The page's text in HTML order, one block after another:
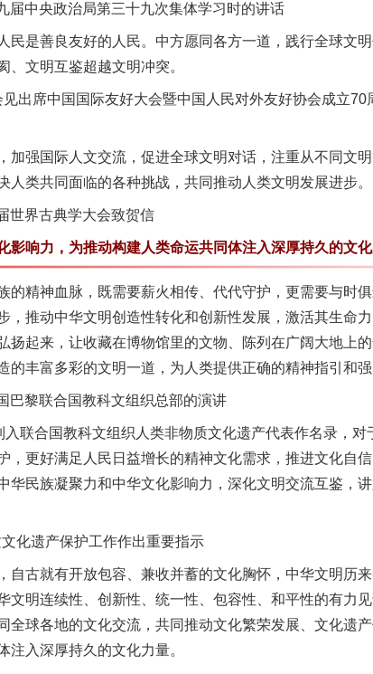
央政治局第三十九次集体学习时的讲话
是善良友好的人民。中方愿同各方一道，践行全球文明
文明互鉴超越文明冲突。
席中国国际友好大会暨中国人民对外友好协会成立70
强国际人文交流，促进全球文明对话，注重从不同文明
类共同面临的各种挑战，共同推动人类文明发展进步。
界古典学大会致贺信
响力，为推动构建人类命运共同体注入深厚持久的文
精神血脉，既需要薪火相传、代代守护，更需要与时
，推动中华文明创造性转化和创新性发展，激活其生命
扬起来，让收藏在博物馆里的文物、陈列在广阔大地上
丰富多彩的文明一道，为人类提供正确的精神指引和强
黎联合国教科文组织总部的演讲
合国教科文组织人类非物质文化遗产代表作名录，对
，更好满足人民日益增长的精神文化需求，推进文化自
华民族凝聚力和中华文化影响力，深化文明交流互鉴，
遗产保护工作作出重要指示
古就有开放包容、兼收并蓄的文化胸怀，中华文明历
文明连续性、创新性、统一性、包容性、和平性的有力
全球各地的文化交流，共同推动文化繁荣发展、文化遗
入深厚持久的文化力量。
一纸欠条伤亲情 巡回调解促和解..
法徽映军营 权益有保障